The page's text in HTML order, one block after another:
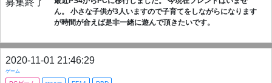
募集終了
ん。 小さな子供が3人いますので子育てをしながらになります
が時間が合えば是非一緒に遊んで頂きたいです。
2020-11-01 21:46:29
ゲーム